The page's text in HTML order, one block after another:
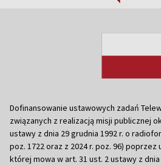
Dofinansowanie ustawowych zadań
związanych z realizacją misji publicznej
ustawy z dnia 29 grudnia 1992 r. o
poz. 1722 oraz z 2024 r. poz. 96)
której mowa w art. 31 ust. 2 ustawy z dnia